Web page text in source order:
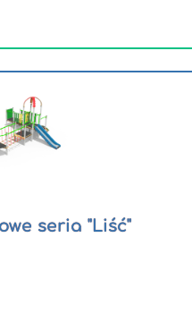
seria "Liść"